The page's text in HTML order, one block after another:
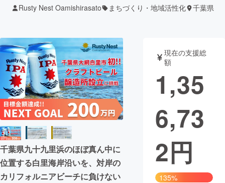
テクノロジー・ガジェット
映像・映画 書籍・雑誌
ビジネス・起業 チャレンジ
まちづくり・地域活性化
CAMPFIRE for Social Good
CAMPFIRE Creation
Rusty Nest Oamishirasato まちづくり・地域活性化 千葉県
千葉県九十九里浜のほぼ真ん中に
位置する白里海岸沿いを、対岸の
カリフォルニアビーチに負けない
現在の支援総
額
1,35
6,73
2円
135%